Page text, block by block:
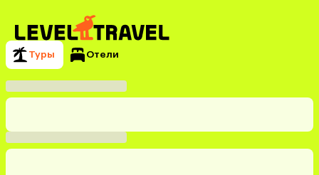
Туры Отели